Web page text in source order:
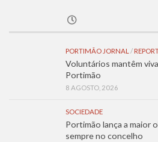
PORTIMÃO JORNAL /
Voluntários mantêm
Portimão
8 AGOSTO, 2026
SOCIEDADE
Portimão lança a maior
sempre no concelho